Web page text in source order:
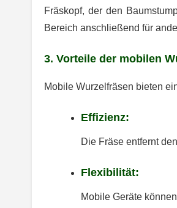
Fräskopf, der den
Bereich anschließend für
3. Vorteile der mobilen
Mobile Wurzelfräsen bieten
Effizienz:
Die Fräse entfernt
Flexibilität:
Mobile Geräte